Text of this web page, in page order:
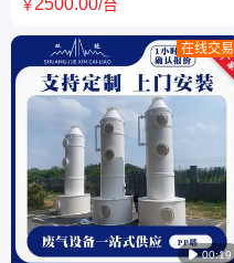
￥2500.00/台
 00:19
在线交易